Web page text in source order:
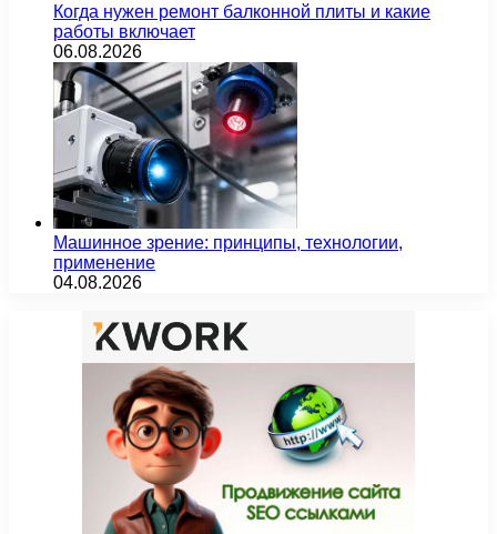
Когда нужен ремонт балконной плиты и какие
работы включает
06.08.2026
Машинное зрение: принципы, технологии,
применение
04.08.2026